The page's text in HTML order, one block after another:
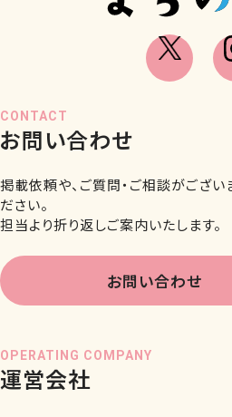
OPERATING COMPANY
運営会社
CONTACT
お問い合わせ
掲載依頼や、ご質問・ご相談がござい
ださい。
担当より折り返しご案内いたします。
お問い合わせ